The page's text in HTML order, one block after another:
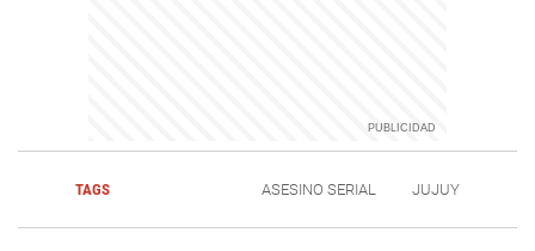
TAGS ASESINO SERIAL JUJUY